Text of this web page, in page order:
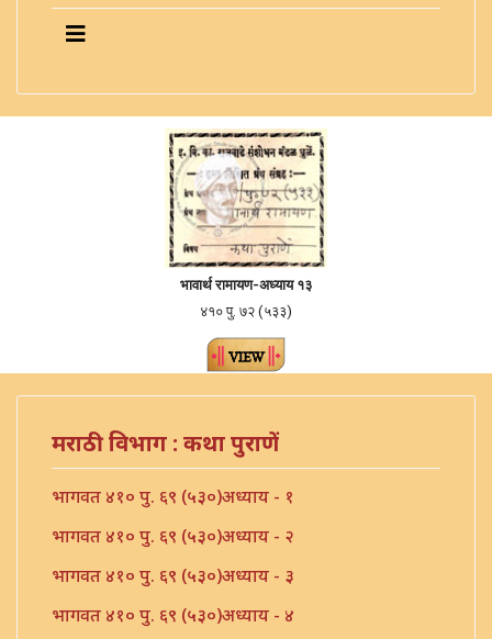
भावार्थ रामायण-अध्याय १३
४१० पु. ७२ (५३३)
मराठी विभाग : कथा पुराणें
भागवत ४१० पु. ६९ (५३०)अध्याय - १
भागवत ४१० पु. ६९ (५३०)अध्याय - २
भागवत ४१० पु. ६९ (५३०)अध्याय - ३
भागवत ४१० पु. ६९ (५३०)अध्याय - ४